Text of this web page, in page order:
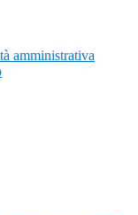
amministrativa